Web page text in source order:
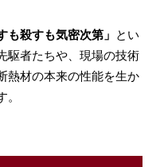
も殺すも気密次第」 とい
駆者たちや、現場の技術
熱材の本来の性能を生か